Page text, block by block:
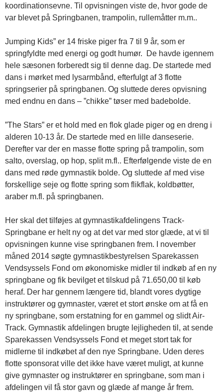
koordinationsevne. Til opvisningen viste de, hvor gode de
var blevet på Springbanen, trampolin, rullemåtter m.m..
Jumping Kids” er 14 friske piger fra 7 til 9 år, som er
springfyldte med energi og godt humør. De havde igennem
hele sæsonen forberedt sig til denne dag. De startede med
dans i mørket med lysarmbånd, efterfulgt af 3 flotte
springserier på springbanen. Og sluttede deres opvisning
med endnu en dans – ”chikke” tøser med badebolde.
”The Stars” er et hold med en flok glade piger og en dreng i
alderen 10-13 år. De startede med en lille danseserie.
Derefter var der en masse flotte spring på trampolin, som
salto, overslag, op hop, split m.fl.. Efterfølgende viste de en
dans med røde gymnastik bolde. Og sluttede af med vise
forskellige seje og flotte spring som flikflak, koldbøtter,
araber m.fl. på springbanen.
Her skal det tilføjes at gymnastikafdelingens Track-
Springbane er helt ny og at det var med stor glæde, at vi til
opvisningen kunne vise springbanen frem. I november
måned 2014 søgte gymnastikbestyrelsen Sparekassen
Vendsyssels Fond om økonomiske midler til indkøb af en ny
springbane og fik bevilget et tilskud på 71.650,00 til køb
heraf. Der har gennem længere tid, blandt vores dygtige
instruktører og gymnaster, været et stort ønske om at få en
ny springbane, som erstatning for en gammel og slidt Air-
Track. Gymnastik afdelingen brugte lejligheden til, at sende
Sparekassen Vendsyssels Fond et meget stort tak for
midlerne til indkøbet af den nye Springbane. Uden deres
flotte sponsorat ville det ikke have været muligt, at kunne
give gymnaster og instruktører en springbane, som man i
afdelingen vil få stor gavn og glæde af mange år frem.